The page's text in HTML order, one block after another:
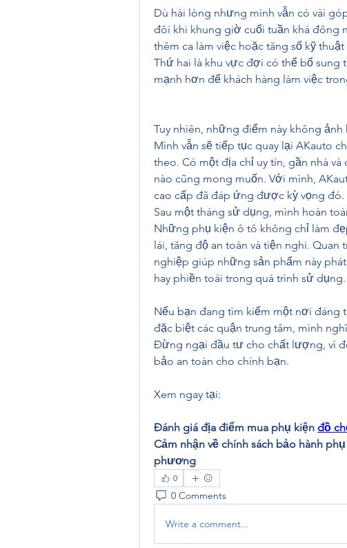
Dù hài lòng nhưng mình vẫn có vài
đôi khi khung giờ cuối tuần khá đông
thêm ca làm việc hoặc tăng số kỹ
Thứ hai là khu vực đợi có thể bổ sung
mạnh hơn để khách hàng làm việc
Tuy nhiên, những điểm này không
Mình vẫn sẽ tiếp tục quay lại AKauto
theo. Có một địa chỉ uy tín, gần nhà
nào cũng mong muốn. Với mình,
cao cấp đã đáp ứng được kỳ vọng đó.
Sau một tháng sử dụng, mình hoàn
Những phụ kiện ô tô không chỉ làm
lái, tăng độ an toàn và tiện nghi.
nghiệp giúp những sản phẩm này
hay phiền toái trong quá trình sử dụng.
Nếu bạn đang tìm kiếm một nơi đáng
đặc biệt các quận trung tâm, mình
Đừng ngại đầu tư cho chất lượng, vì
bảo an toàn cho chính bạn.
Xem ngay tại:
Đánh giá địa điểm mua phụ kiện đồ
Cảm nhận về chính sách bảo hành
phương
0
0 Comments
Write a comment...